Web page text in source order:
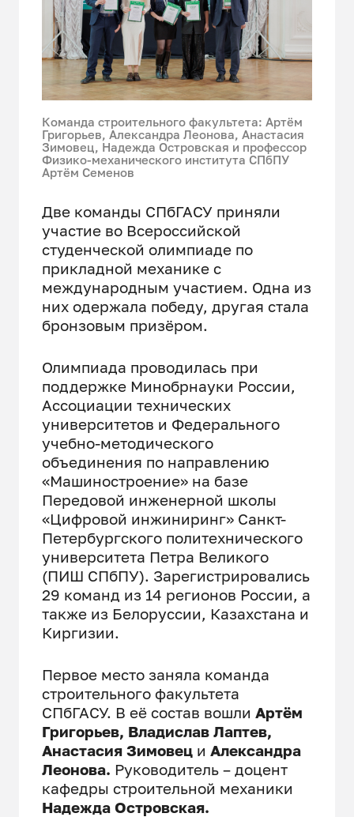
Команда строительного факультета: Артём
Григорьев, Александра Леонова, Анастасия
Зимовец, Надежда Островская и профессор
Физико-механического института СПбПУ
Артём Семенов
Две команды СПбГАСУ приняли
участие во Всероссийской
студенческой олимпиаде по
прикладной механике с
международным участием. Одна из
них одержала победу, другая стала
бронзовым призёром.
Олимпиада проводилась при
поддержке Минобрнауки России,
Ассоциации технических
университетов и Федерального
учебно-методического
объединения по направлению
«Машиностроение» на базе
Передовой инженерной школы
«Цифровой инжиниринг» Санкт-
Петербургского политехнического
университета Петра Великого
(ПИШ СПбПУ). Зарегистрировались
29 команд из 14 регионов России, а
также из Белоруссии, Казахстана и
Киргизии.
Первое место заняла команда
строительного факультета
СПбГАСУ. В её состав вошлиАртём
Григорьев, Владислав Лаптев,
Анастасия Зимовец иАлександра
Леонова. Руководитель – доцент
кафедры строительной механики
Надежда Островская.